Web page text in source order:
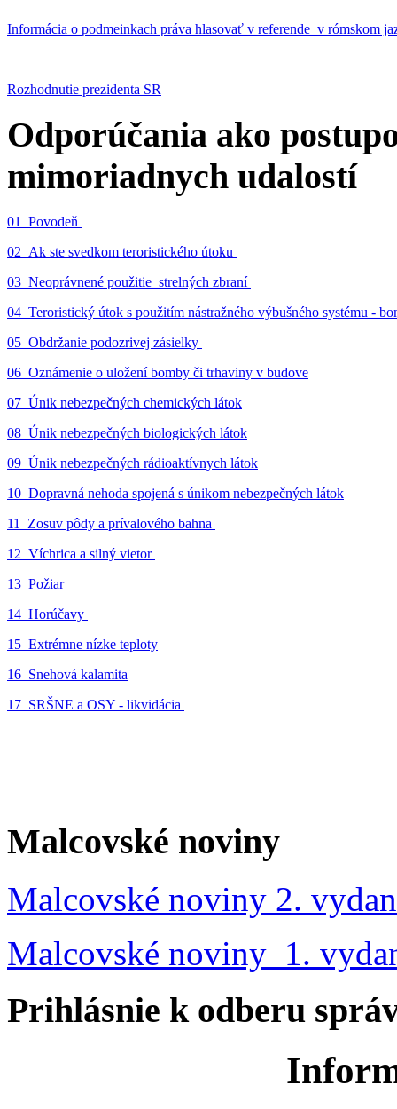
Informácia o podmeinkach práva hlasovať v referende v rómskom
Rozhodnutie prezidenta SR
Odporúčania ako
mimoriadnych udalostí
01_Povodeň
02_Ak ste svedkom teroristického útoku
03_Neoprávnené použitie strelných zbraní
04_Teroristický útok s použitím nástražného výbušného systému -
05_Obdržanie podozrivej zásielky
06_Oznámenie o uložení bomby či trhaviny v budove
07_Únik nebezpečných chemických látok
08_Únik nebezpečných biologických látok
09_Únik nebezpečných rádioaktívnych látok
10_Dopravná nehoda spojená s únikom nebezpečných látok
11_Zosuv pôdy a prívalového bahna
12_Víchrica a silný vietor
13_Požiar
14_Horúčavy
15_Extrémne nízke teploty
16_Snehová kalamita
17_SRŠNE a OSY - likvidácia
Malcovské noviny
Malcovské noviny 2.
Malcovské noviny 1.
Prihlásnie k odberu